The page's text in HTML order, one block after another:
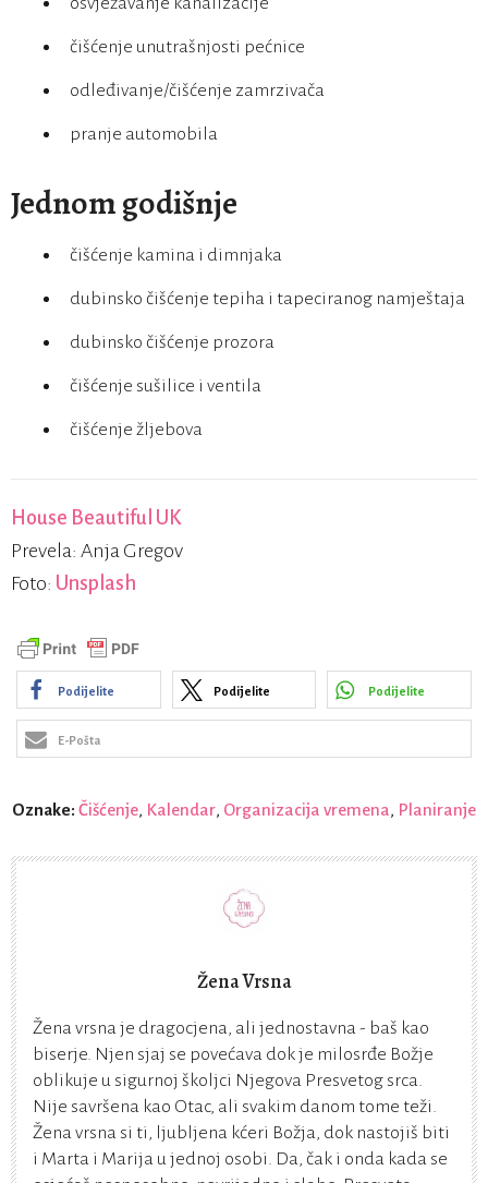
čišćenje unutrašnjosti pećnice
odleđivanje/čišćenje zamrzivača
pranje automobila
Jednom godišnje
čišćenje kamina i dimnjaka
dubinsko čišćenje tepiha i tapeciranog namještaja
dubinsko čišćenje prozora
čišćenje sušilice i ventila
čišćenje žljebova
House Beautiful UK
Prevela: Anja Gregov
Foto: Unsplash
Podijelite Podijelite Podijelite
E-Pošta
Oznake: Čišćenje, Kalendar, Organizacija vremena, Planiranje
Žena Vrsna
Žena vrsna je dragocjena, ali jednostavna - baš kao
biserje. Njen sjaj se povećava dok je milosrđe Božje
oblikuje u sigurnoj školjci Njegova Presvetog srca.
Nije savršena kao Otac, ali svakim danom tome teži.
Žena vrsna si ti, ljubljena kćeri Božja, dok nastojiš biti
i Marta i Marija u jednoj osobi. Da, čak i onda kada se